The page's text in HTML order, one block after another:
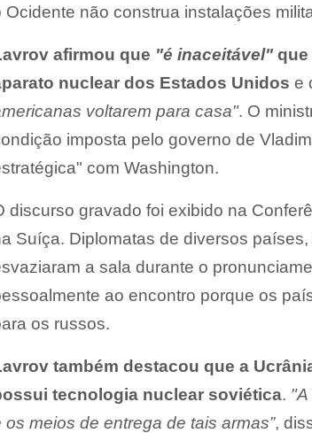
Ocidente não construa instalações
afirmou que "é inaceitável" que
nuclear dos Estados Unidos e
voltarem para casa". O
imposta pelo governo de
com Washington.
discurso gravado foi exibido na
Suíça. Diplomatas de diversos
a sala durante o
ao encontro porque os
os russos.
também destacou que a
tecnologia nuclear soviética.
os meios de entrega de tais armas”,